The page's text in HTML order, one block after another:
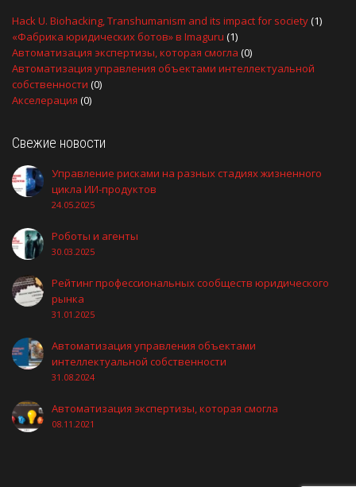
Hack U. Biohacking, Transhumanism and its impact for society(1)
«Фабрика юридических ботов» в Imaguru (1)
Автоматизация экспертизы, которая смогла (0)
Автоматизация управления объектами интеллектуальной
собственности (0)
Акселерация (0)
Свежие новости
Управление рисками на разных стадиях жизненного
цикла ИИ-продуктов
24.05.2025
Роботы и агенты
30.03.2025
Рейтинг профессиональных сообществ юридического
рынка
31.01.2025
Автоматизация управления объектами
интеллектуальной собственности
31.08.2024
Автоматизация экспертизы, которая смогла
08.11.2021